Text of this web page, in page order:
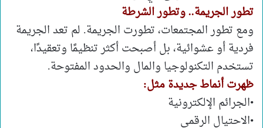
تطور الجريمة.. وتطور الشرطة
ومع تطور المجتمعات، تطورت الجريمة. لم تعد الجريمة
فردية أو عشوائية، بل أصبحت أكثر تنظيمًا وتعقيدًا،
تستخدم التكنولوجيا والمال والحدود المفتوحة.
ظهرت أنماط جديدة مثل:
•الجرائم الإلكترونية
•الاحتيال الرقمي